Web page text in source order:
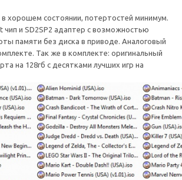
в хорошем состоянии, потертостей минимум.
чип и SD2SP2 адаптер с возможностью
памяти без диска в приводе. Аналоговый
Так же в комплекте: оригинальный
на 128гб с десятками лучших игр на